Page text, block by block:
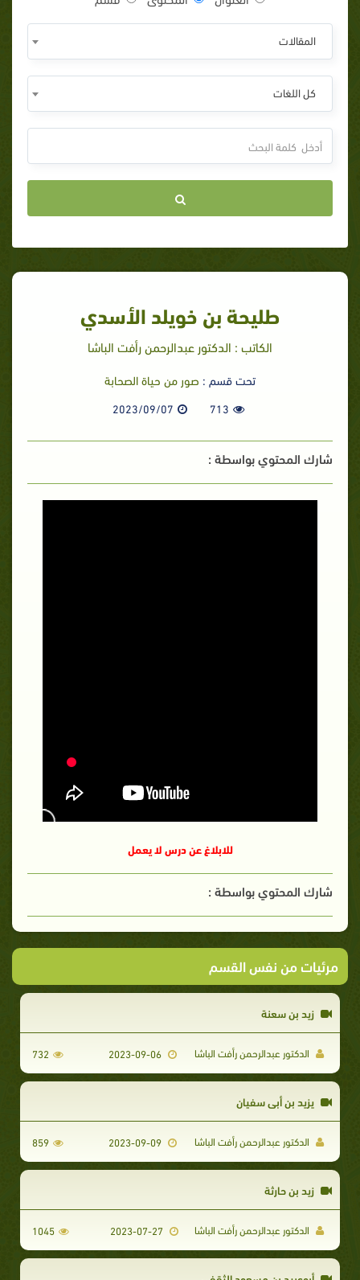
المقالات
كل اللغات
طليحة بن خويلد الأسدي
الكاتب : الدكتور عبدالرحمن رأفت الباشا
تحت قسم : صور من حياة الصحابة
713
2023/09/07
شارك المحتوي بواسطة :
للابلاغ عن درس لا يعمل
شارك المحتوي بواسطة :
مرئيات من نفس القسم
زيد بن سعنة
الدكتور عبدالرحمن رأفت الباشا 732
يزيد بن أبي سفيان
الدكتور عبدالرحمن رأفت الباشا 859
زيد بن حارثة
الدكتور عبدالرحمن رأفت الباشا 1045